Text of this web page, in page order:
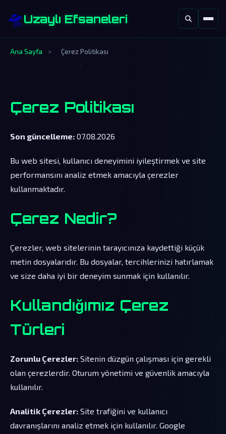
🛸Uzaylı Efsaneleri
Ana Sayfa > Çerez Politikası
Çerez Politikası
Son güncelleme: 07.08.2026
Bu web sitesi, kullanıcı deneyimini iyileştirmek ve site
performansını analiz etmek amacıyla çerezler
kullanmaktadır.
Çerez Nedir?
Çerezler, web sitelerinin tarayıcınıza kaydettiği küçük
metin dosyalarıdır. Bu dosyalar, tercihlerinizi hatırlamak
ve size daha iyi bir deneyim sunmak için kullanılır.
Kullandığımız Çerez
Türleri
Zorunlu Çerezler: Sitenin düzgün çalışması için gerekli
olan çerezlerdir. Oturum yönetimi ve güvenlik amacıyla
kullanılır.
Analitik Çerezler: Site trafiğini ve kullanıcı
davranışlarını analiz etmek için kullanılır. Google